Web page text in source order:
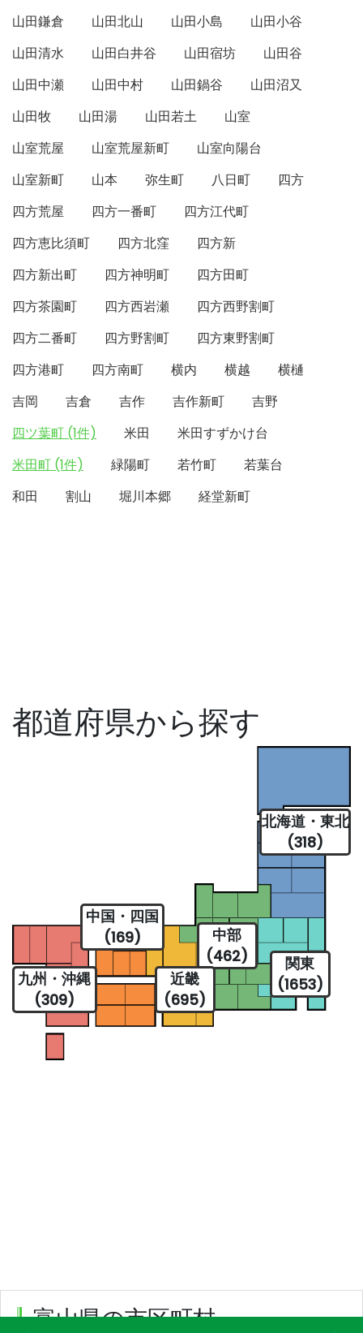
山田鎌倉
山田北山 山田小島
山田小谷
山田清水
山田白井谷 山田宿坊
山田谷
山田中瀬
山田中村 山田鍋谷
山田沼又
山田牧
山田湯 山田若土
山室
山室荒屋
山室荒屋新町
山室向陽台
山室新町
山本 弥生町 八日町
四方
四方荒屋
四方一番町
四方江代町
四方恵比須町
四方北窪
四方新
四方新出町
四方神明町
四方田町
四方茶園町
四方西岩瀬
四方西野割町
四方二番町
四方野割町
四方東野割町
四方港町
四方南町 横内 横越
横樋
吉岡
吉倉 吉作 吉作新町
吉野
四ツ葉町 (1件)
米田
米田すずかけ台
米田町 (1件)
緑陽町 若竹町
若葉台
和田
割山 堀川本郷 経堂新町
都道府県から探す
北海道・東北
(318)
関東
(1653)
中部
(462)
近畿
(695)
中国・四国
(169)
九州・沖縄
(309)
富山県の市区町村